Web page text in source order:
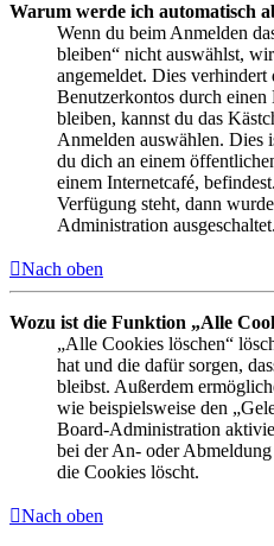
Warum werde ich automatisch
Wenn du beim Anmelden
bleiben“ nicht auswählst,
angemeldet. Dies verhindert
Benutzerkontos durch
bleiben, kannst du das
Anmelden auswählen. Dies
du dich an einem
einem Internetcafé,
Verfügung steht, dann
Administration ausgeschaltet.
Nach oben
Wozu ist die Funktion „Alle
„Alle Cookies löschen“
hat und die dafür sorgen,
bleibst. Außerdem
wie beispielsweise den
Board-Administration
bei der An- oder
die Cookies löscht.
Nach oben